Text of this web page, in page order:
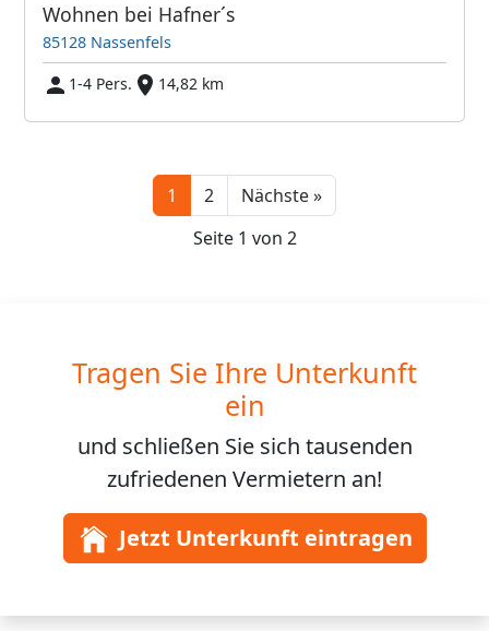
Wohnen bei Hafner´s
85128 Nassenfels
1-4 Pers.
14,82 km
1 2 Nächste »Next
Seite 1 von 2
Tragen Sie Ihre Unterkunft
ein
und schließen Sie sich tausenden
zufriedenen Vermietern an!
Jetzt Unterkunft eintragen